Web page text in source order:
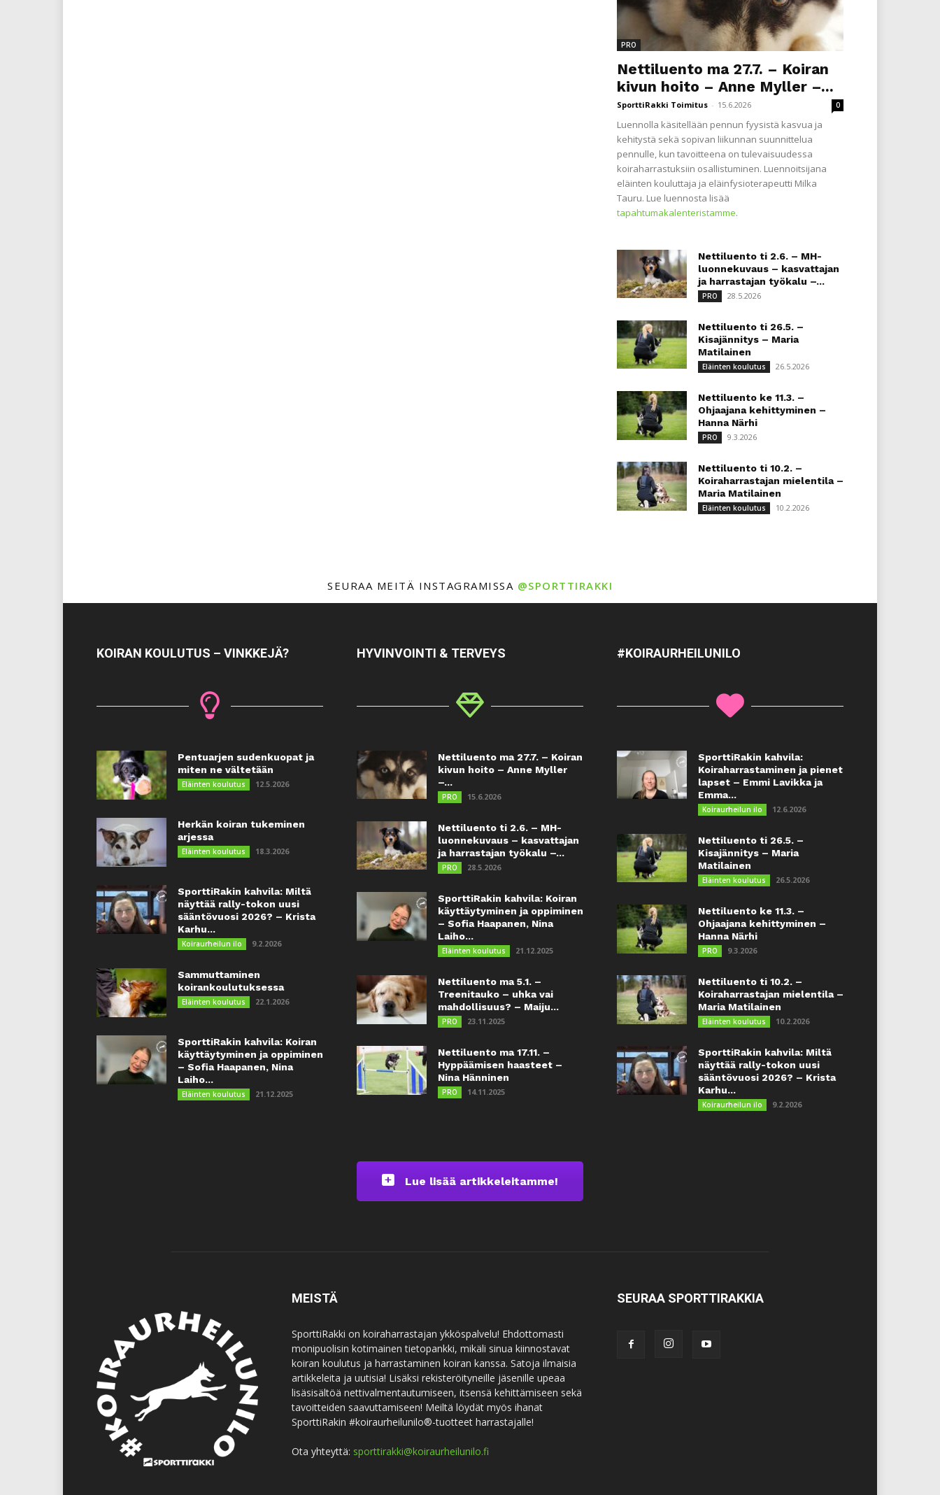
PRO
Nettiluento ma 27.7. – Koiran
kivun hoito – Anne Myller –...
SporttiRakki Toimitus - 15.6.2026 0
Luennolla käsitellään pennun fyysistä kasvua ja
kehitystä sekä sopivan liikunnan suunnittelua
pennulle, kun tavoitteena on tulevaisuudessa
koiraharrastuksiin osallistuminen. Luennoitsijana
eläinten kouluttaja ja eläinfysioterapeutti Milka
Tauru. Lue luennosta lisää
tapahtumakalenteristamme.
Nettiluento ti 2.6. – MH-
luonnekuvaus – kasvattajan
ja harrastajan työkalu –...
PRO 28.5.2026
Nettiluento ti 26.5. –
Kisajännitys – Maria
Matilainen
Eläinten koulutus 26.5.2026
Nettiluento ke 11.3. –
Ohjaajana kehittyminen –
Hanna Närhi
PRO 9.3.2026
Nettiluento ti 10.2. –
Koiraharrastajan mielentila –
Maria Matilainen
Eläinten koulutus 10.2.2026
SEURAA MEITÄ INSTAGRAMISSA @SPORTTIRAKKI
KOIRAN KOULUTUS – VINKKEJÄ?
Pentuarjen sudenkuopat ja
miten ne vältetään
Eläinten koulutus 12.5.2026
Herkän koiran tukeminen
arjessa
Eläinten koulutus 18.3.2026
SporttiRakin kahvila: Miltä
näyttää rally-tokon uusi
sääntövuosi 2026? – Krista
Karhu...
Koiraurheilun ilo 9.2.2026
Sammuttaminen
koirankoulutuksessa
Eläinten koulutus 22.1.2026
SporttiRakin kahvila: Koiran
käyttäytyminen ja oppiminen
– Sofia Haapanen, Nina
Laiho...
Eläinten koulutus 21.12.2025
HYVINVOINTI & TERVEYS
Nettiluento ma 27.7. – Koiran
kivun hoito – Anne Myller
–...
PRO 15.6.2026
Nettiluento ti 2.6. – MH-
luonnekuvaus – kasvattajan
ja harrastajan työkalu –...
PRO 28.5.2026
SporttiRakin kahvila: Koiran
käyttäytyminen ja oppiminen
– Sofia Haapanen, Nina
Laiho...
Eläinten koulutus 21.12.2025
Nettiluento ma 5.1. –
Treenitauko – uhka vai
mahdollisuus? – Maiju...
PRO 23.11.2025
Nettiluento ma 17.11. –
Hyppäämisen haasteet –
Nina Hänninen
PRO 14.11.2025
Lue lisää artikkeleitamme!
#KOIRAURHEILUNILO
SporttiRakin kahvila:
Koiraharrastaminen ja pienet
lapset – Emmi Lavikka ja
Emma...
Koiraurheilun ilo 12.6.2026
Nettiluento ti 26.5. –
Kisajännitys – Maria
Matilainen
Eläinten koulutus 26.5.2026
Nettiluento ke 11.3. –
Ohjaajana kehittyminen –
Hanna Närhi
PRO 9.3.2026
Nettiluento ti 10.2. –
Koiraharrastajan mielentila –
Maria Matilainen
Eläinten koulutus 10.2.2026
SporttiRakin kahvila: Miltä
näyttää rally-tokon uusi
sääntövuosi 2026? – Krista
Karhu...
Koiraurheilun ilo 9.2.2026
MEISTÄ
SporttiRakki on koiraharrastajan ykköspalvelu! Ehdottomasti
monipuolisin kotimainen tietopankki, mikäli sinua kiinnostavat
koiran koulutus ja harrastaminen koiran kanssa. Satoja ilmaisia
artikkeleita ja uutisia! Lisäksi rekisteröityneille jäsenille upeaa
lisäsisältöä nettivalmentautumiseen, itsensä kehittämiseen sekä
tavoitteiden saavuttamiseen! Meiltä löydät myös ihanat
SporttiRakin #koiraurheilunilo®-tuotteet harrastajalle!
Ota yhteyttä: sporttirakki@koiraurheilunilo.fi
SEURAA SPORTTIRAKKIA